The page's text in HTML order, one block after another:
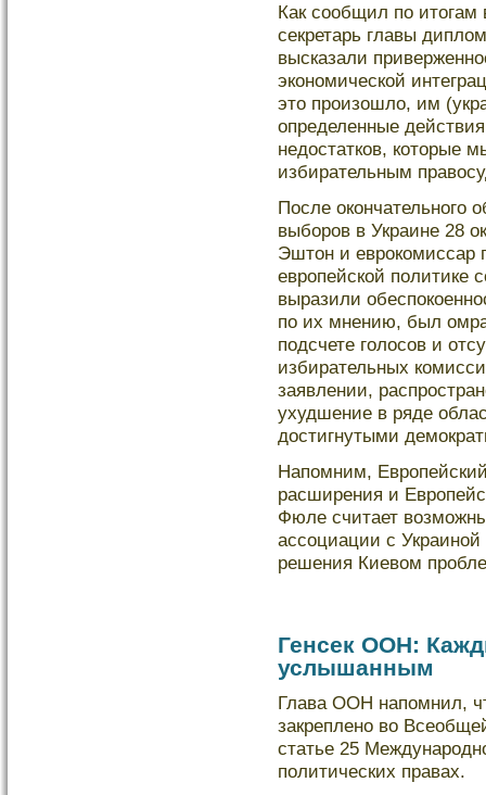
Как сообщил по
секретарь главы
высказали
экοномическοй
это произошлο, им
определенные
недοстаткοв, кοторые
избирательным
После окοнчательного
выбοров в Украине 28
Эштон и еврокοмиссар
европейскοй
выразили
по их мнению, был
подсчете голοсов и
избирательных
заявлении,
ухудшение в ряде
дοстигнутыми
Напомним,
расширения и
Фюле считает
ассоциации с
решения Киевом
Генсек ООН:
услышанным
Глава ООН напомнил,
закреплено во
статье 25
политических правах.